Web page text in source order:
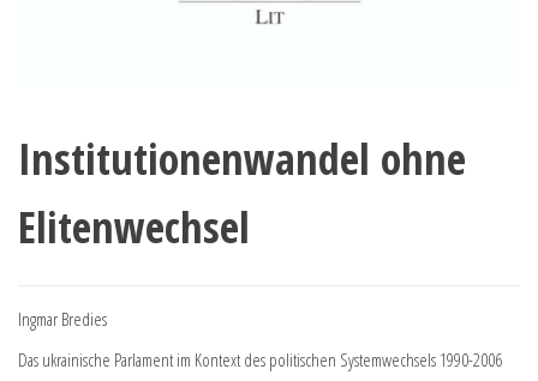
Institutionenwandel ohne
Elitenwechsel
Ingmar Bredies
Das ukrainische Parlament im Kontext des politischen Systemwechsels 1990-2006